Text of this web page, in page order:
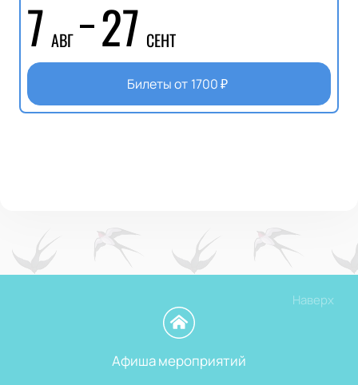
7 АВГ 27 СЕНТ
Билеты от 1700₽
Наверх
Афиша мероприятий